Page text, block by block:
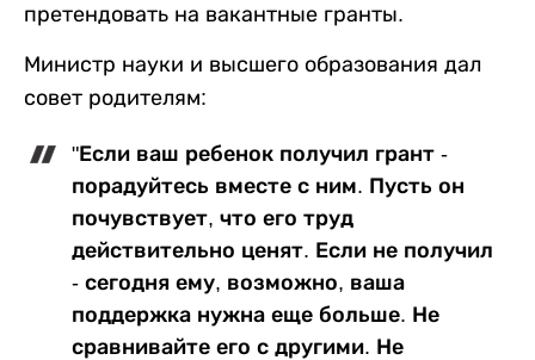
претендовать на вакантные гранты.
Министр науки и высшего образования дал
совет родителям:
"Если ваш ребенок получил грант -
порадуйтесь вместе с ним. Пусть он
почувствует, что его труд
действительно ценят. Если не получил
- сегодня ему, возможно, ваша
поддержка нужна еще больше. Не
сравнивайте его с другими. Не